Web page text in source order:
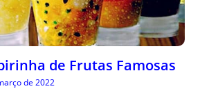
de Frutas Famosas
de 2022